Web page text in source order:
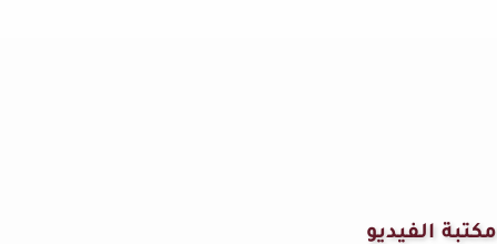
مكتبة الفيديو